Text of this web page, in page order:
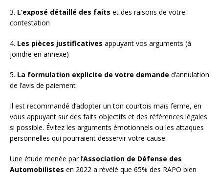
3. L’exposé détaillé des faits et des raisons de votre
contestation
4. Les pièces justificatives appuyant vos arguments (à
joindre en annexe)
5. La formulation explicite de votre demande d’annulation
de l’avis de paiement
Il est recommandé d’adopter un ton courtois mais ferme, en
vous appuyant sur des faits objectifs et des références légales
si possible. Évitez les arguments émotionnels ou les attaques
personnelles qui pourraient desservir votre cause.
Une étude menée par l’Association de Défense des
Automobilistes en 2022 a révélé que 65% des RAPO bien